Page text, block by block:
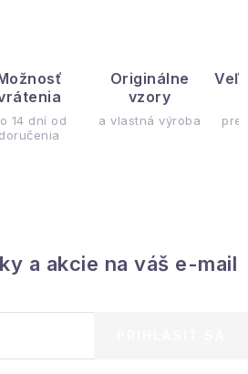
14 dní od
doručenia
Originálne
vzory
a vlastná výroba pre
a akcie na váš e-mail